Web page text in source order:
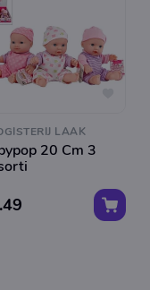
LAAK
20 Cm 3